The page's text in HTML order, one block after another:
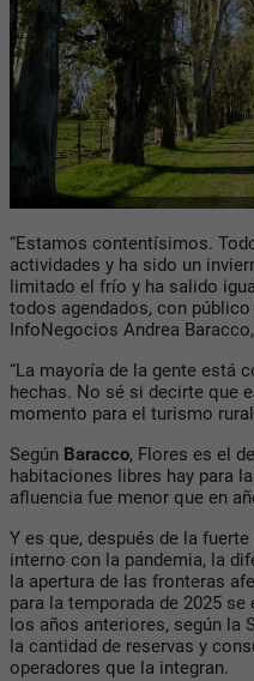
“Estamos contentísimos.
actividades y ha sido un
limitado el frío y ha salido
todos agendados, con
InfoNegocios Andrea
“La mayoría de la gente está
hechas. No sé si decirte que
momento para el turismo
Según Baracco, Flores es el
habitaciones libres hay para
afluencia fue menor que en
Y es que, después de la
interno con la pandemia, la
la apertura de las fronteras
para la temporada de 2025
los años anteriores, según la
la cantidad de reservas y
operadores que la integran.